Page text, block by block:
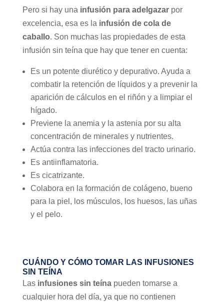
Pero si hay una infusión para adelgazarpor
excelencia, esa es la infusión de cola de
caballo. Son muchas las propiedades de esta
infusión sin teína que hay que tener en cuenta:
Es un potente diurético y depurativo. Ayuda a
combatir la retención de líquidos y a prevenir la
aparición de cálculos en el riñón y a limpiar el
hígado.
Previene la anemia y la astenia por su alta
concentración de minerales y nutrientes.
Actúa contra las infecciones del tracto urinario.
Es antiinflamatoria.
Es cicatrizante.
Colabora en la formación de colágeno, bueno
para la piel, los músculos, los huesos, las uñas
y el pelo.
CUÁNDO Y CÓMO TOMAR LAS INFUSIONES
SIN TEÍNA
Las infusiones sin teínapueden tomarse a
cualquier hora del día, ya que no contienen